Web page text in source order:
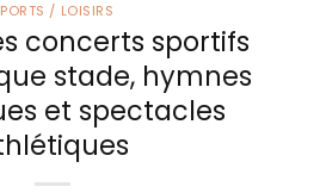
/ LOISIRS
concerts sportifs
stade, hymnes
et spectacles